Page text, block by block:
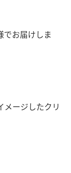
でお届けしま
メージしたクリ